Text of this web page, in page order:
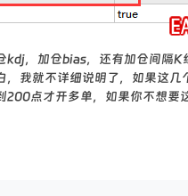
，加仓bias，还有加仓间隔K
，我就不详细说明了，如果这
点才开多单，如果你不想